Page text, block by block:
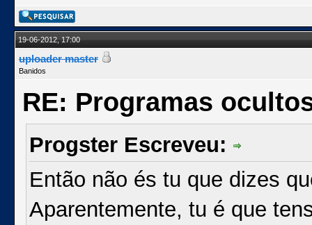
19-06-2012, 17:00
uploader master
Banidos
RE: Programas
Progster Escreveu:
Então não és tu que dizes
Aparentemente, tu é que